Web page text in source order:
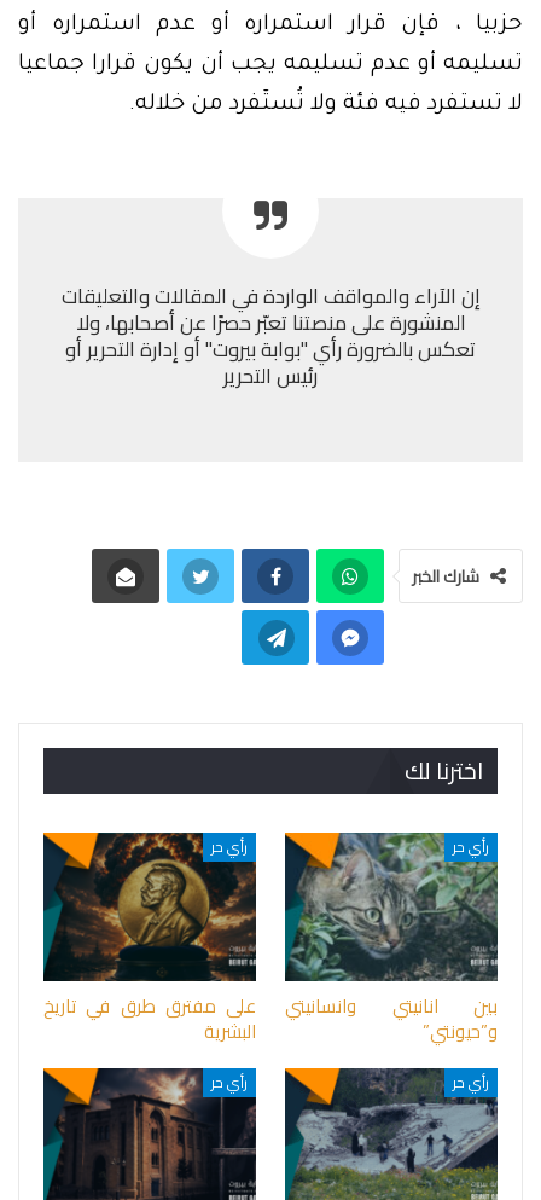
حزبيا ، فإن قرار استمراره أو عدم استمراره أو
تسليمه أو عدم تسليمه يجب أن يكون قرارا جماعيا
لا تستفرد فيه فئة ولا تُستٓفرد من خلاله.
إن الآراء والمواقف الواردة في المقالات والتعليقات
المنشورة على منصتنا تعبّر حصرًا عن أصحابها، ولا
تعكس بالضرورة رأي "بوابة بيروت" أو إدارة التحرير أو
رئيس التحرير
شارك الخبر
اخترنا لك
رأي حر
بين انانيتي وانسانيتي
و”حيونتي”
رأي حر
على مفترق طرق في تاريخ
البشرية
رأي حر رأي حر